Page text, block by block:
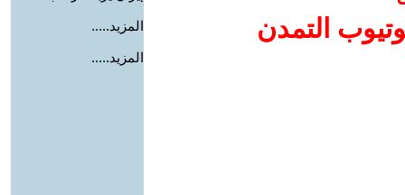
التمدن
المزيد.....
المزيد.....